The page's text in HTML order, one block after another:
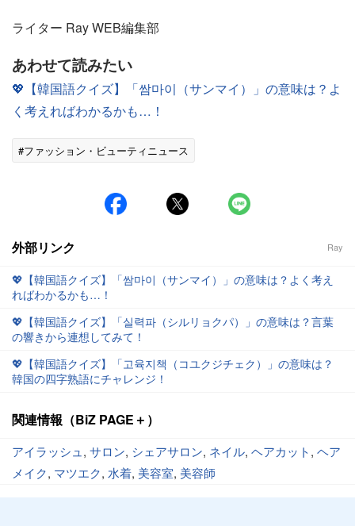
ライター Ray WEB編集部
あわせて読みたい
💖【韓国語クイズ】「쌈마이（サンマイ）」の意味は？よ
く考えればわかるかも…！
#ファッション・ビューティニュース
外部リンク Ray
💖【韓国語クイズ】「쌈마이（サンマイ）」の意味は？よく考え
ればわかるかも…！
💖【韓国語クイズ】「실력파（シルリョクパ）」の意味は？言葉
の響きから連想してみて！
💖【韓国語クイズ】「고육지책（コユクジチェク）」の意味は？
韓国の四字熟語にチャレンジ！
関連情報（BiZ PAGE＋）
アイラッシュ , サロン, シェアサロン, ネイル, ヘアカット, ヘア
メイク, マツエク, 水着, 美容室, 美容師